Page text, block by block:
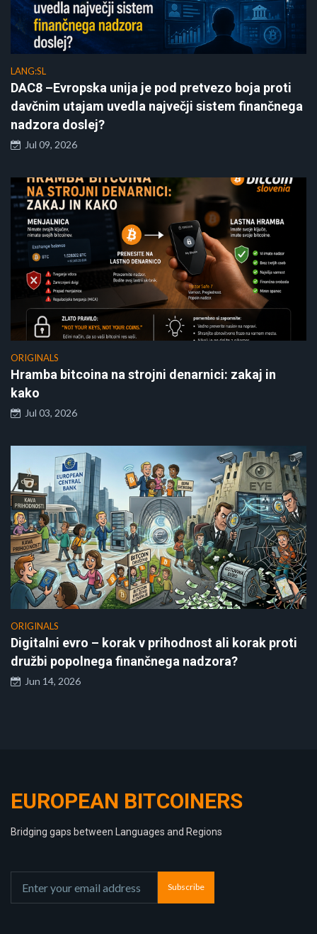
LANG:SL
DAC8 –Evropska unija je pod pretvezo boja proti
davčnim utajam uvedla največji sistem finančnega
nadzora doslej?
Jul 09, 2026
ORIGINALS
Hramba bitcoina na strojni denarnici: zakaj in
kako
Jul 03, 2026
ORIGINALS
Digitalni evro – korak v prihodnost ali korak proti
družbi popolnega finančnega nadzora?
Jun 14, 2026
EUROPEAN BITCOINERS
Bridging gaps between Languages and Regions
Subscribe